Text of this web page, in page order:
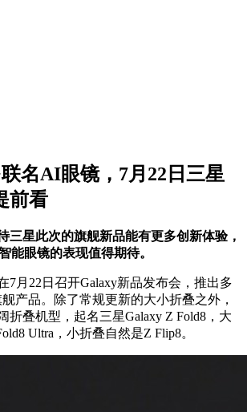
名AI眼镜，7月22日三星
前看
三星此次的旗舰新品能有更多创新体验，
能眼镜的表现值得期待。
22日召开Galaxy新品发布会，推出多
产品。除了常规更新的大小折叠之外，
折叠机型，起名三星Galaxy Z Fold8，大
Ultra，小折叠自然是Z Flip8。